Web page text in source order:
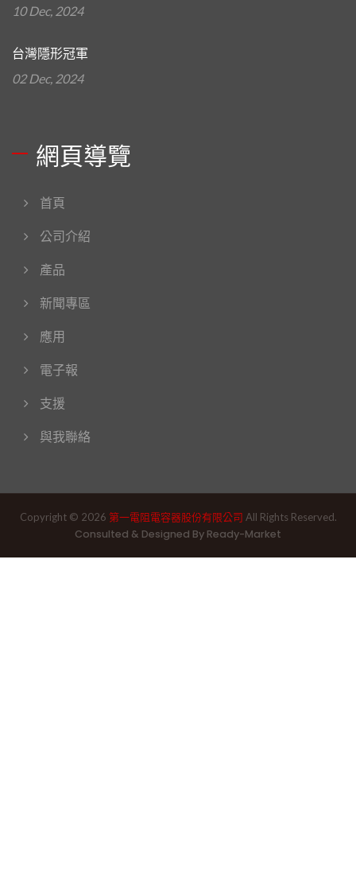
10 Dec, 2024
台灣隱形冠軍
02 Dec, 2024
網頁導覽
首頁
公司介紹
產品
新聞專區
應用
電子報
支援
與我聯絡
Copyright © 2026 第一電阻電容器股份有限公司 All Rights Reserved.
Consulted & Designed By Ready-Market